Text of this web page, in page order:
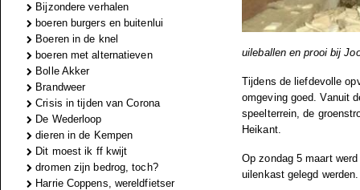
Bijzondere verhalen
boeren burgers en buitenlui
Boeren in de knel
boeren met alternatieven
Bolle Akker
Brandweer
Crisis in tijden van Corona
De Wederloop
dieren in de Kempen
Dit moest ik ff kwijt
dromen zijn bedrog, toch?
Harrie Coppens, wereldfietser
uileballen en prooi bij
Tijdens de liefdevolle
omgeving goed. Vanuit
speelterrein, de
Heikant.
Op zondag 5 maart
uilenkast gelegd